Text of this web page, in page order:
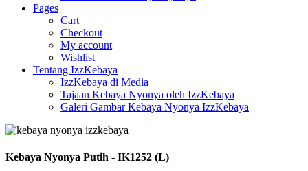
Pages
Cart
Checkout
My account
Wishlist
Tentang IzzKebaya
IzzKebaya di Media
Tajaan Kebaya Nyonya oleh IzzKebaya
Galeri Gambar Kebaya Nyonya IzzKebaya
Kebaya Nyonya Putih - IK1252 (L)